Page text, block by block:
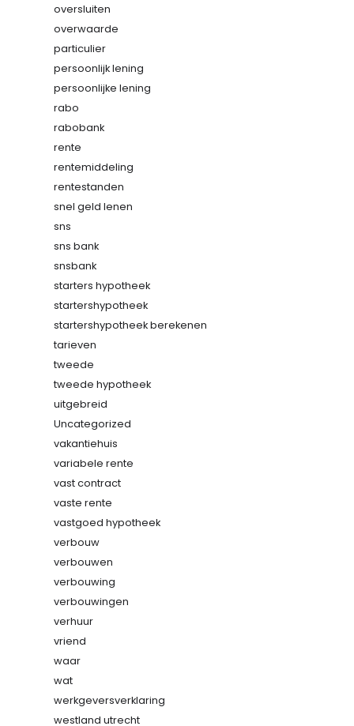
oversluiten
overwaarde
particulier
persoonlijk lening
persoonlijke lening
rabo
rabobank
rente
rentemiddeling
rentestanden
snel geld lenen
sns
sns bank
snsbank
starters hypotheek
startershypotheek
startershypotheek berekenen
tarieven
tweede
tweede hypotheek
uitgebreid
Uncategorized
vakantiehuis
variabele rente
vast contract
vaste rente
vastgoed hypotheek
verbouw
verbouwen
verbouwing
verbouwingen
verhuur
vriend
waar
wat
werkgeversverklaring
westland utrecht